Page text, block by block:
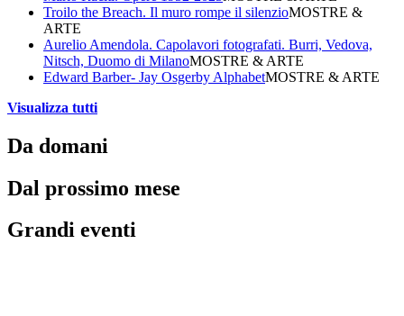
Troilo the Breach. Il muro rompe il silenzioMOSTRE &
ARTE
Aurelio Amendola. Capolavori fotografati. Burri, Vedova,
Nitsch, Duomo di MilanoMOSTRE & ARTE
Edward Barber- Jay Osgerby AlphabetMOSTRE & ARTE
Visualizza tutti
Da domani
Dal prossimo mese
Grandi eventi